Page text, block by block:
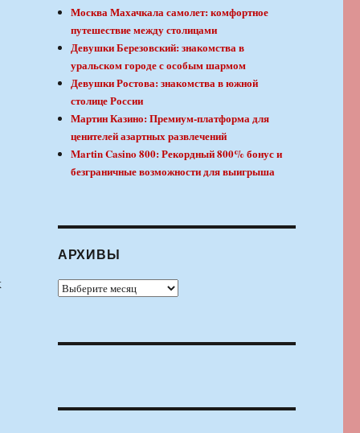
Москва Махачкала самолет: комфортное
путешествие между столицами
Девушки Березовский: знакомства в
уральском городе с особым шармом
Девушки Ростова: знакомства в южной
столице России
Мартин Казино: Премиум-платформа для
ценителей азартных развлечений
Martin Casino 800: Рекордный 800% бонус и
безграничные возможности для выигрыша
АРХИВЫ
Архивы